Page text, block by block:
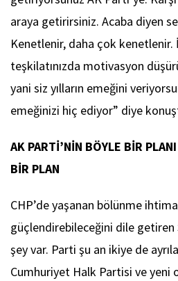
araya getirirsiniz. Acaba diyen
Kenetlenir, daha çok kenetlenir.
teşkilatınızda motivasyon
yani siz yılların emeğini
emeğinizi hiç ediyor” diye
AK PARTİ’NİN BÖYLE BİR
BİR PLAN
CHP’de yaşanan bölünme
güçlendirebileceğini dile getiren
şey var. Parti şu an ikiye de
Cumhuriyet Halk Partisi ve yeni